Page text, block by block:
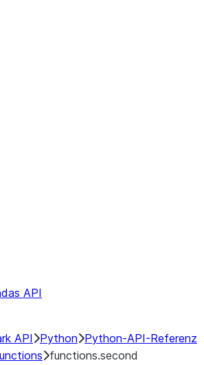
API
API Python Python-API-Referenz
functions.second